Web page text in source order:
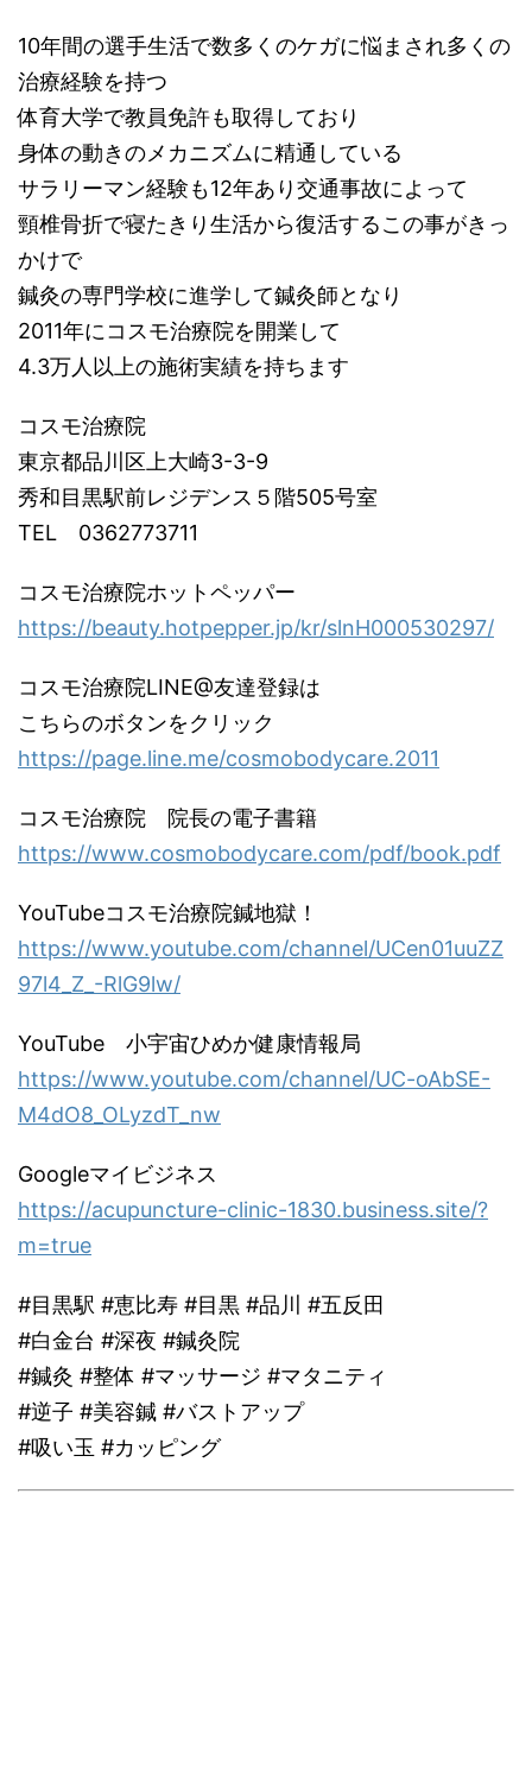
10年間の選手生活で数多くのケガに悩まされ多くの
治療経験を持つ
体育大学で教員免許も取得しており
身体の動きのメカニズムに精通している
サラリーマン経験も12年あり交通事故によって
頸椎骨折で寝たきり生活から復活するこの事がきっ
かけで
鍼灸の専門学校に進学して鍼灸師となり
2011年にコスモ治療院を開業して
4.3万人以上の施術実績を持ちます
コスモ治療院
東京都品川区上大崎3-3-9
秀和目黒駅前レジデンス５階505号室
TEL 0362773711
コスモ治療院ホットペッパー
https://beauty.hotpepper.jp/kr/slnH000530297/
コスモ治療院LINE@友達登録は
こちらのボタンをクリック
https://page.line.me/cosmobodycare.2011
コスモ治療院 院長の電子書籍
https://www.cosmobodycare.com/pdf/book.pdf
YouTubeコスモ治療院鍼地獄！
https://www.youtube.com/channel/UCen01uuZZ
97l4_Z_-RlG9lw/
YouTube 小宇宙ひめか健康情報局
https://www.youtube.com/channel/UC-oAbSE-
M4dO8_OLyzdT_nw
Googleマイビジネス
https://acupuncture-clinic-1830.business.site/?
m=true
#目黒駅 #恵比寿 #目黒 #品川 #五反田
#白金台 #深夜 #鍼灸院
#鍼灸 #整体 #マッサージ #マタニティ
#逆子 #美容鍼 #バストアップ
#吸い玉 #カッピング